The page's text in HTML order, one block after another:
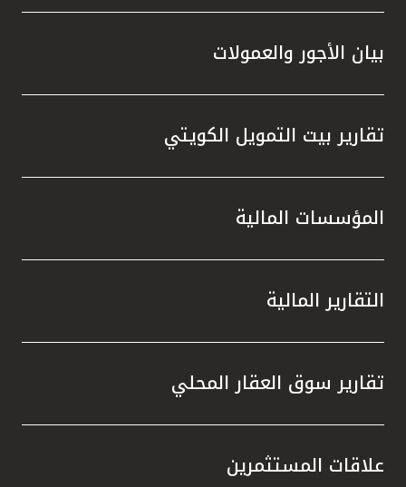
بيان الأجور والعمولات
تقارير بيت التمويل الكويتي
المؤسسات المالية
التقارير المالية
تقارير سوق العقار المحلي
علاقات المستثمرين